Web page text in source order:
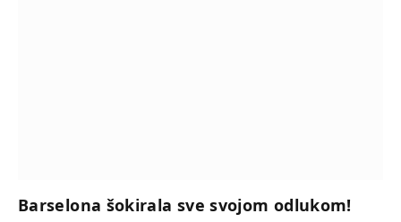
Barselona šokirala sve svojom odlukom!